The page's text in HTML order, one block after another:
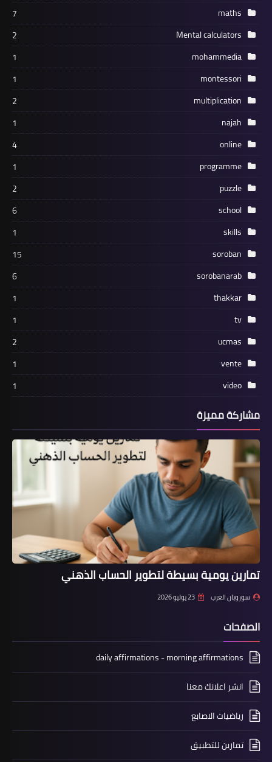
maths
7
Mental calculators
2
mohammedia
1
montessori
1
multiplication
2
najah
1
online
4
programme
1
puzzle
2
school
6
skills
1
soroban
15
sorobanarab
6
thakkar
1
tv
1
ucmas
2
vente
1
video
1
مشاركة مميزة
تمارين يومية بسيطة لتطوير الحساب الذهني
سوروبان العرب 23 يوليو 2026
الصفحات
daily affirmations - morning affirmations
انشر اعلانك معنا
رياضيات الاصابع
تمارين للتطبيق